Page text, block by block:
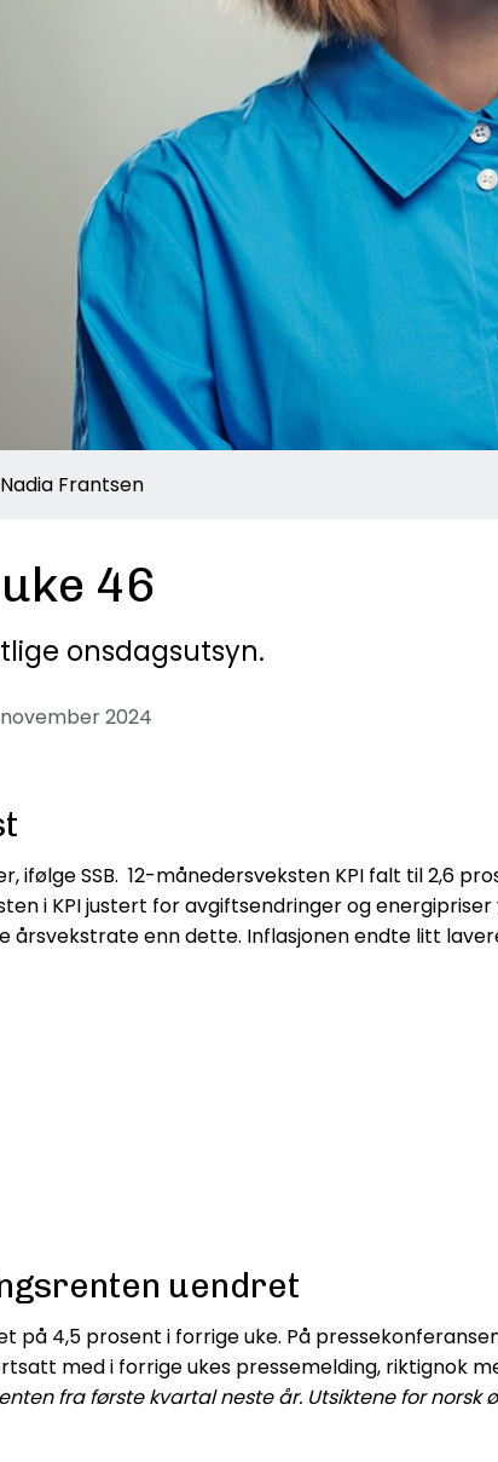
Frantsen
46
onsdagsutsyn.
november 2024
ifølge SSB. 12-månedersveksten KPI falt til 2,6
i KPI justert for avgiftsendringer og
årsvekstrate enn dette. Inflasjonen endte litt
uendret
på 4,5 prosent i forrige uke. På
med i forrige ukes pressemelding, riktignok
fra første kvartal neste år. Utsiktene for